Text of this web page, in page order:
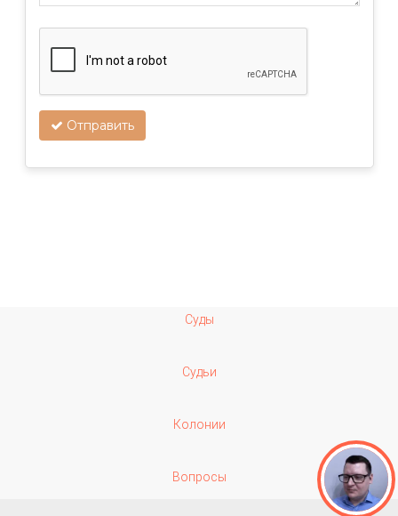
Отправить
Суды
Судьи
Колонии
Вопросы